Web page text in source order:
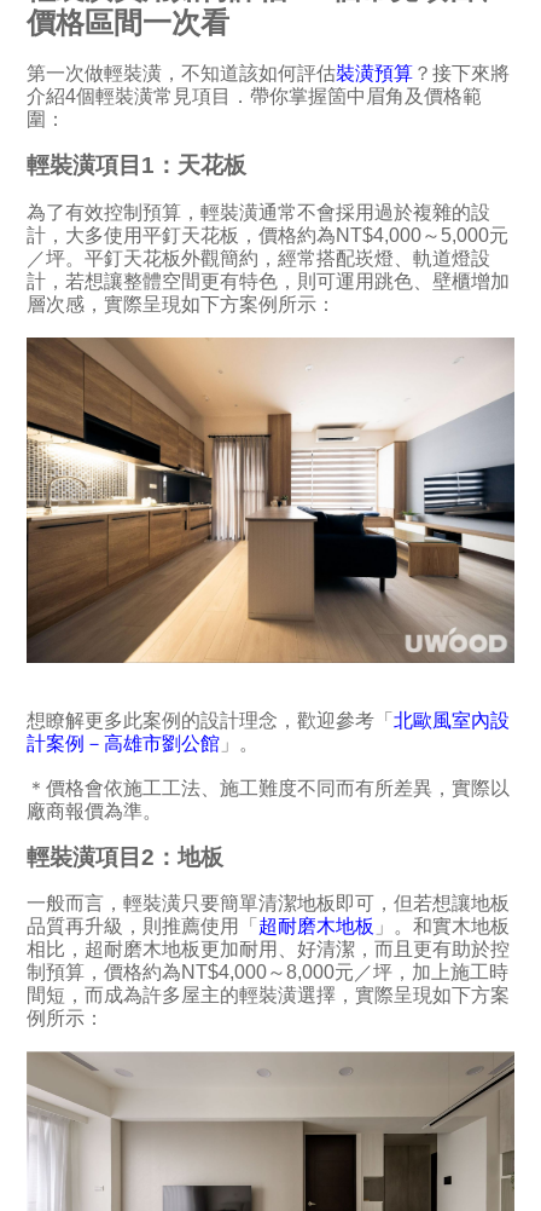
價格區間一次看
第一次做輕裝潢，不知道該如何評估裝潢預算 ？接下來將
介紹4個輕裝潢常見項目．帶你掌握箇中眉角及價格範
圍：
輕裝潢項目1：天花板
為了有效控制預算，輕裝潢通常不會採用過於複雜的設
計，大多使用平釘天花板，價格約為NT$4,000～5,000元
／坪。平釘天花板外觀簡約，經常搭配崁燈、軌道燈設
計，若想讓整體空間更有特色，則可運用跳色、壁櫃增加
層次感，實際呈現如下方案例所示：
想瞭解更多此案例的設計理念，歡迎參考「北歐風室內設
計案例－高雄市劉公館 」。
＊價格會依施工工法、施工難度不同而有所差異，實際以
廠商報價為準。
輕裝潢項目2：地板
一般而言，輕裝潢只要簡單清潔地板即可，但若想讓地板
品質再升級，則推薦使用「 超耐磨木地板 」。和實木地板
相比，超耐磨木地板更加耐用、好清潔，而且更有助於控
制預算，價格約為NT$4,000～8,000元／坪，加上施工時
間短，而成為許多屋主的輕裝潢選擇，實際呈現如下方案
例所示：